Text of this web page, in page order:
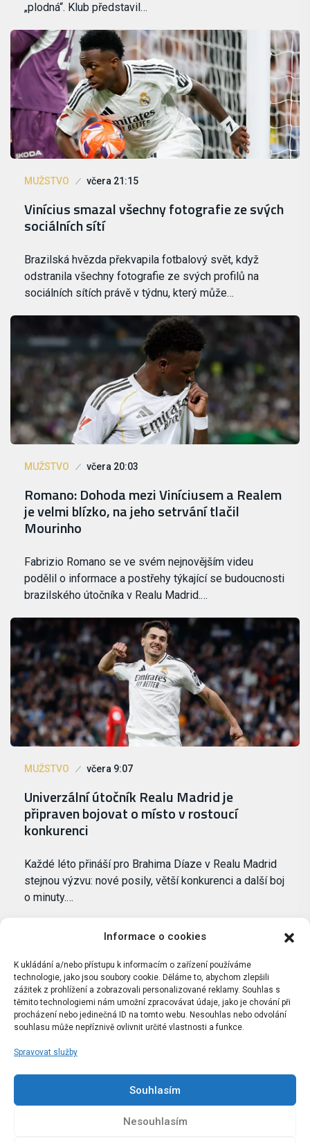
Informace o cookies
K ukládání a/nebo přístupu k informacím o zařízení používáme
technologie, jako jsou soubory cookie. Děláme to, abychom zlepšili
zážitek z prohlížení a zobrazovali personalizované reklamy. Souhlas s
těmito technologiemi nám umožní zpracovávat údaje, jako je chování při
procházení nebo jedinečná ID na tomto webu. Nesouhlas nebo odvolání
souhlasu může nepříznivě ovlivnit určité vlastnosti a funkce.
Spravovat služby
Souhlasím
Nesouhlasím
„plodná“. Klub představil…
MUŽSTVO včera 21:15
Vinícius smazal všechny fotografie ze svých
sociálních sítí
Brazilská hvězda překvapila fotbalový svět, když
odstranila všechny fotografie ze svých profilů na
sociálních sítích právě v týdnu, který může…
MUŽSTVO včera 20:03
Romano: Dohoda mezi Viníciusem a Realem
je velmi blízko, na jeho setrvání tlačil
Mourinho
Fabrizio Romano se ve svém nejnovějším videu
podělil o informace a postřehy týkající se budoucnosti
brazilského útočníka v Realu Madrid.…
MUŽSTVO včera 9:07
Univerzální útočník Realu Madrid je
připraven bojovat o místo v rostoucí
konkurenci
Každé léto přináší pro Brahima Díaze v Realu Madrid
stejnou výzvu: nové posily, větší konkurenci a další boj
o minuty.…